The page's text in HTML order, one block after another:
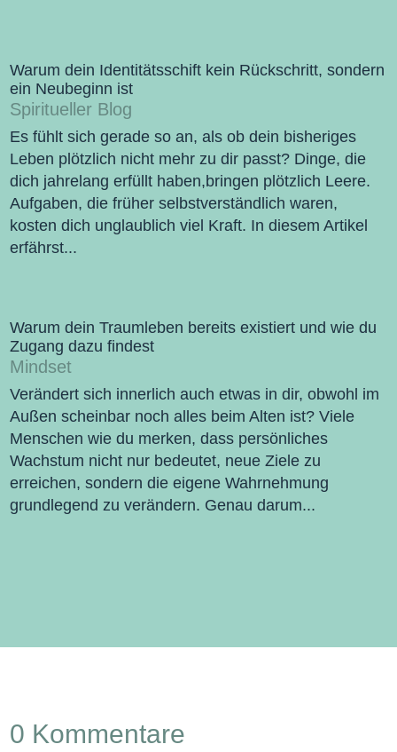
Warum dein Identitätsschift kein Rückschritt, sondern
ein Neubeginn ist
Spiritueller Blog
Es fühlt sich gerade so an, als ob dein bisheriges
Leben plötzlich nicht mehr zu dir passt? Dinge, die
dich jahrelang erfüllt haben,bringen plötzlich Leere.
Aufgaben, die früher selbstverständlich waren,
kosten dich unglaublich viel Kraft. In diesem Artikel
erfährst...
Warum dein Traumleben bereits existiert und wie du
Zugang dazu findest
Mindset
Verändert sich innerlich auch etwas in dir, obwohl im
Außen scheinbar noch alles beim Alten ist? Viele
Menschen wie du merken, dass persönliches
Wachstum nicht nur bedeutet, neue Ziele zu
erreichen, sondern die eigene Wahrnehmung
grundlegend zu verändern. Genau darum...
0 Kommentare